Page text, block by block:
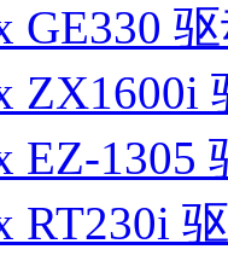
GE330
ZX1600i
EZ-1305
RT230i